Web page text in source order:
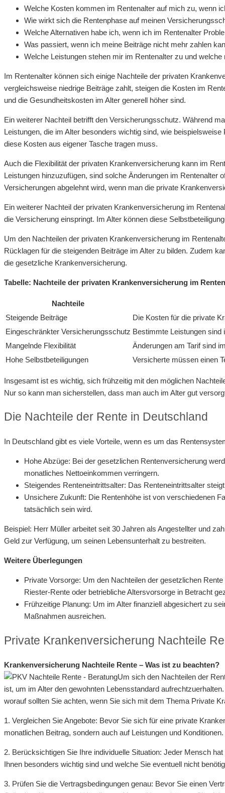
Welche Kosten kommen im Rentenalter auf mich zu, wenn
Wie wirkt sich die Rentenphase auf meinen
Welche Alternativen habe ich, wenn ich im Rentenalter
Was passiert, wenn ich meine Beiträge nicht mehr zahlen
Welche Leistungen stehen mir im Rentenalter zu und welche
Im Rentenalter können sich einige Nachteile der privaten
vergleichsweise niedrige Beiträge zahlt, steigen die Kosten im
und die Gesundheitskosten im Alter generell höher sind.
Ein weiterer Nachteil betrifft den Versicherungsschutz. Während
Leistungen, die im Alter besonders wichtig sind, wie
diese Kosten aus eigener Tasche tragen muss.
Auch die Flexibilität der privaten Krankenversicherung kann im
Leistungen hinzuzufügen, sind solche Änderungen im
Versicherungen abgelehnt wird, wenn man die private
Ein weiterer Nachteil der privaten Krankenversicherung im
die Versicherung einspringt. Im Alter können diese
Um den Nachteilen der privaten Krankenversicherung im
Rücklagen für die steigenden Beiträge im Alter zu bilden. Zudem
die gesetzliche Krankenversicherung.
Tabelle: Nachteile der privaten Krankenversicherung im
Nachteile
Steigende Beiträge
Die Kosten für die private
Eingeschränkter Versicherungsschutz Bestimmte Leistungen sind
Mangelnde Flexibilität
Änderungen am Tarif sind
Hohe Selbstbeteiligungen
Versicherte müssen einen
Insgesamt ist es wichtig, sich frühzeitig mit den möglichen
Nur so kann man sicherstellen, dass man auch im Alter gut
Die Nachteile der Rente in Deutschland
In Deutschland gibt es viele Vorteile, wenn es um das
Hohe Abzüge: Bei der gesetzlichen Rentenversicherung
monatliches Nettoeinkommen verringern.
Steigendes Renteneintrittsalter: Das Renteneintrittsalter
Unsichere Zukunft: Die Rentenhöhe ist von verschiedenen
tatsächlich sein wird.
Beispiel: Herr Müller arbeitet seit 30 Jahren als Angestellter und
Geld zur Verfügung, um seinen Lebensunterhalt zu bestreiten.
Weitere Überlegungen
Private Vorsorge: Um den Nachteilen der gesetzlichen
Riester-Rente oder betriebliche Altersvorsorge in Betracht
Frühzeitige Planung: Um im Alter finanziell abgesichert zu
Maßnahmen ausreichen.
Private Krankenversicherung Nachteile
Krankenversicherung Nachteile Rente – Was ist zu beachten?
Um sich den Nachteilen der
ist, um im Alter den gewohnten Lebensstandard
worauf sollten Sie achten, wenn Sie sich mit dem Thema Private
1. Vergleichen Sie Angebote: Bevor Sie sich für eine private
monatlichen Beitrag, sondern auch auf Leistungen und
2. Berücksichtigen Sie Ihre individuelle Situation: Jeder Mensch
Ihnen besonders wichtig sind und welche Sie eventuell nicht
3. Prüfen Sie die Vertragsbedingungen genau: Bevor Sie einen